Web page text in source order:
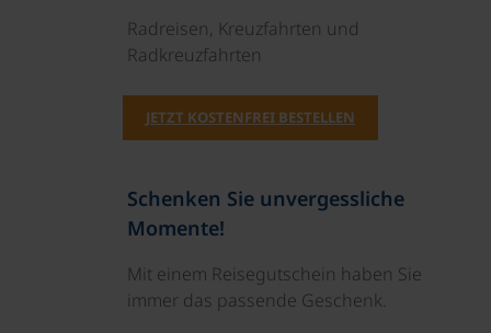
Radreisen, Kreuzfahrten und
Radkreuzfahrten
JETZT KOSTENFREI BESTELLEN
Schenken Sie unvergessliche
Momente!
Mit einem Reisegutschein haben Sie
immer das passende Geschenk.